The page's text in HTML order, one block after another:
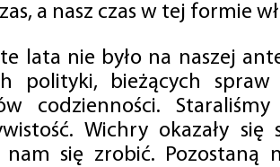
a nasz czas w tej formie
te lata nie było na naszej
polityki, bieżących
codzienności.
Wichry okazały
nam się zrobić. Pozostaną